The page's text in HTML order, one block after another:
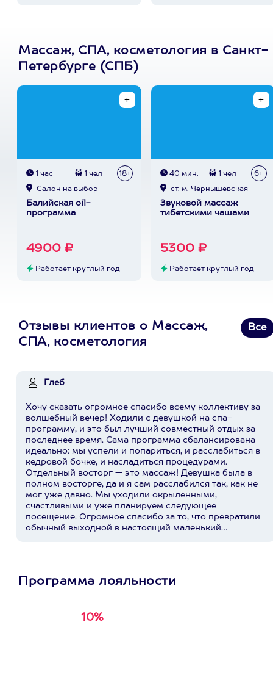
Массаж, СПА, косметология в Санкт-
Петербурге (СПБ)
1 час 1 чел 18+
Cалон на выбор
Балийская oil-
программа
4900 ₽
Работает круглый год
40 мин. 1 чел 6+
ст. м. Чернышевская
Звуковой массаж
тибетскими чашами
5300 ₽
Работает круглый год
Отзывы клиентов о Массаж,
СПА, косметология
Все
Глеб
Хочу сказать огромное спасибо всему коллективу за
волшебный вечер! Ходили с девушкой на спа-
программу, и это был лучший совместный отдых за
последнее время. Сама программа сбалансирована
идеально: мы успели и попариться, и расслабиться в
кедровой бочке, и насладиться процедурами.
Отдельный восторг — это массаж! Девушка была в
полном восторге, да и я сам расслабился так, как не
мог уже давно. Мы уходили окрыленными,
счастливыми и уже планируем следующее
посещение. Огромное спасибо за то, что превратили
обычный выходной в настоящий маленький
Программа лояльности
10%